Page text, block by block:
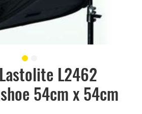
L2462
54cm x 54cm